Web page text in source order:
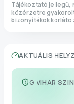
Tájékoztató jellegű,
közérzetre
bizonyítékok
AKTUÁLIS
G VIHAR